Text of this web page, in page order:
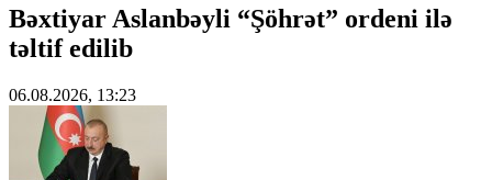
Bəxtiyar Aslanbəyli “Şöhrət” ordeni ilə
təltif edilib
06.08.2026, 13:23